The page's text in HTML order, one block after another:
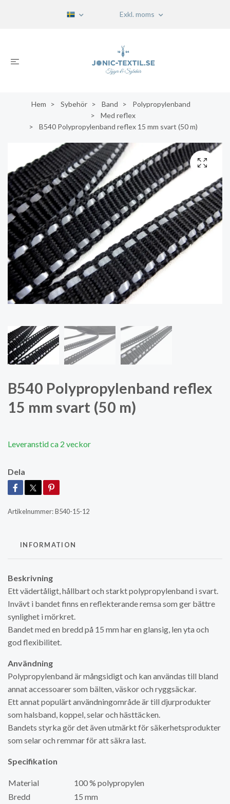
Exkl. moms
Hem Sybehör Band
Polypropylenband
Med reflex
B540 Polypropylenband reflex 15 mm svart (50 m)
B540 Polypropylenband reflex
15 mm svart (50 m)
Leveranstid ca 2 veckor
Dela
Artikelnummer:B540-15-12
INFORMATION
Beskrivning
Ett vädertåligt, hållbart och starkt polypropylenband i svart.
Invävt i bandet finns en reflekterande remsa som ger bättre
synlighet i mörkret.
Bandet med en bredd på 15 mm har en glansig, len yta och
god flexibilitet.
Användning
Polypropylenband är mångsidigt och kan användas till bland
annat accessoarer som bälten, väskor och ryggsäckar.
Ett annat populärt användningområde är till djurprodukter
som halsband, koppel, selar och hästtäcken.
Bandets styrka gör det även utmärkt för säkerhetsprodukter
som selar och remmar för att säkra last.
Specifikation
Material
100 % polypropylen
Bredd
15 mm